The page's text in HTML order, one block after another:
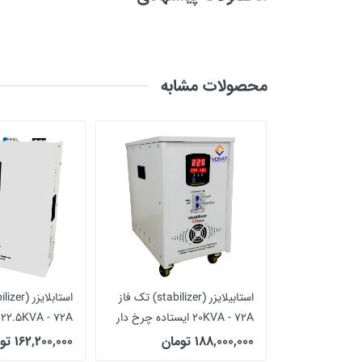
مشخصات فیزیکی
حداکثر جریان خروجی هر فاز
دامنه قطع ولتاژ ورودی
حفاظت
محصولات مشابه
استابیلایزر (stabilizer) تک فاز
20KVA - 72A ایستاده چرخ دار
188,000,000 تومان
22.5KVA - 72A (دیواری)
162,200,000 تومان